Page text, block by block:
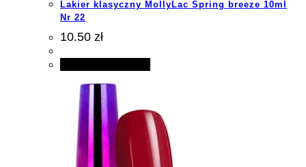
Lakier klasyczny MollyLac Spring breeze 10ml
Nr 22
10.50 zł